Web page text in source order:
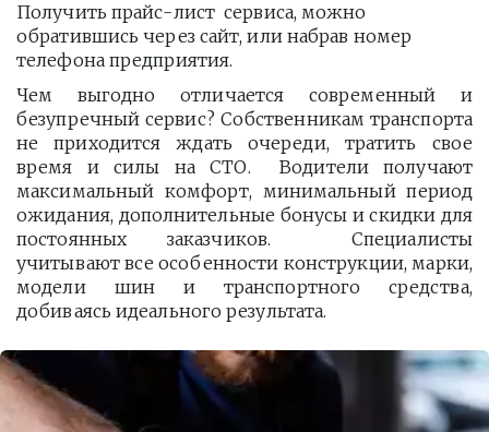
Получить прайс-лист  сервиса, можно
обратившись через сайт, или набрав номер
телефона предприятия.
Чем выгодно отличается современный и
безупречный сервис? Собственникам транспорта
не приходится ждать очереди, тратить свое
время и силы на СТО. Водители получают
максимальный комфорт, минимальный период
ожидания, дополнительные бонусы и скидки для
постоянных заказчиков. Специалисты
учитывают все особенности конструкции, марки,
модели шин и транспортного средства,
добиваясь идеального результата.